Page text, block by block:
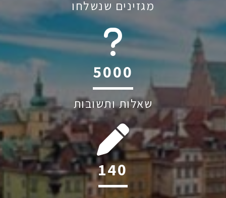
מגזינים שנשלחו
6045
שאלות ותשובות
213